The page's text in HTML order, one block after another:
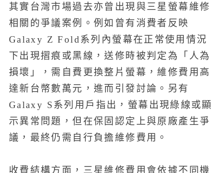
其實台灣市場過去亦曾出現與三星螢幕維修
相關的爭議案例。例如曾有消費者反映
Galaxy Z Fold系列內螢幕在正常使用情況
下出現摺痕或黑線，送修時被判定為「人為
損壞」，需自費更換整片螢幕，維修費用高
達新台幣數萬元，進而引發討論。另有
Galaxy S系列用戶指出，螢幕出現綠線或顯
示異常問題，但在保固認定上與原廠產生爭
議，最終仍需自行負擔維修費用。
收費結構方面，三星維修費用會依據不同機